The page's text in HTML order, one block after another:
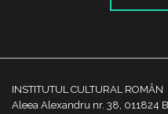
INSTITUTUL CULTURAL ROMÂN
Aleea Alexandru nr. 38, 011824